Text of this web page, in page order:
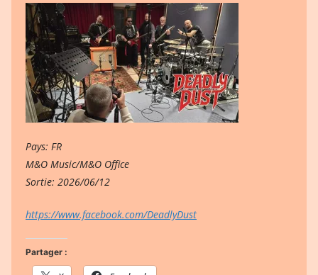
Pays: FR
M&O Music/M&O Office
Sortie: 2026/06/12
https://www.facebook.com/DeadlyDust
Partager :